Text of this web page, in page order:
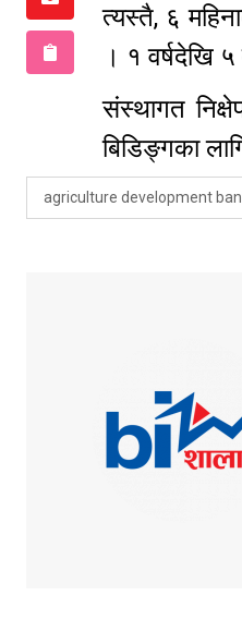
त्यस्तै, ६
। १ वर्षदेखि
संस्थागत
बिडिङ्गका
agriculture development